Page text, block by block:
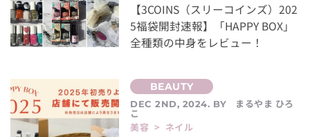
【3COINS（スリーコインズ）202
5福袋開封速報】「HAPPY BOX」
全種類の中身をレビュー！
DEC 2ND, 2024. BY まるやま ひろ
こ
美容 > ネイル